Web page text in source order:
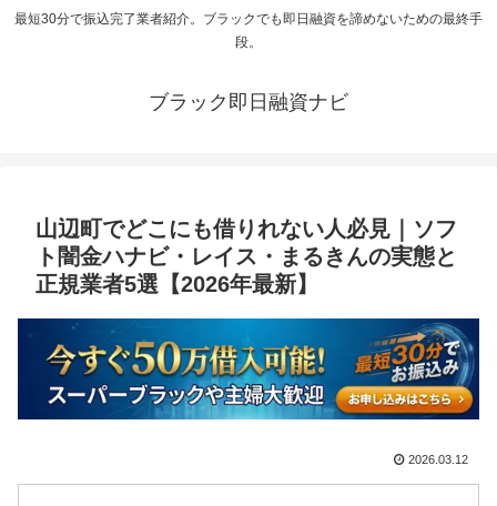
最短30分で振込完了業者紹介。ブラックでも即日融資を諦めないための最終手
段。
ブラック即日融資ナビ
山辺町でどこにも借りれない人必見｜ソフ
ト闇金ハナビ・レイス・まるきんの実態と
正規業者5選【2026年最新】
2026.03.12